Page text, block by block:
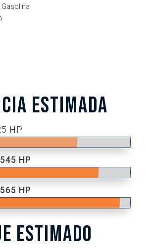
Gasolina
ESTIMADA
HP
HP
HP
ESTIMADO